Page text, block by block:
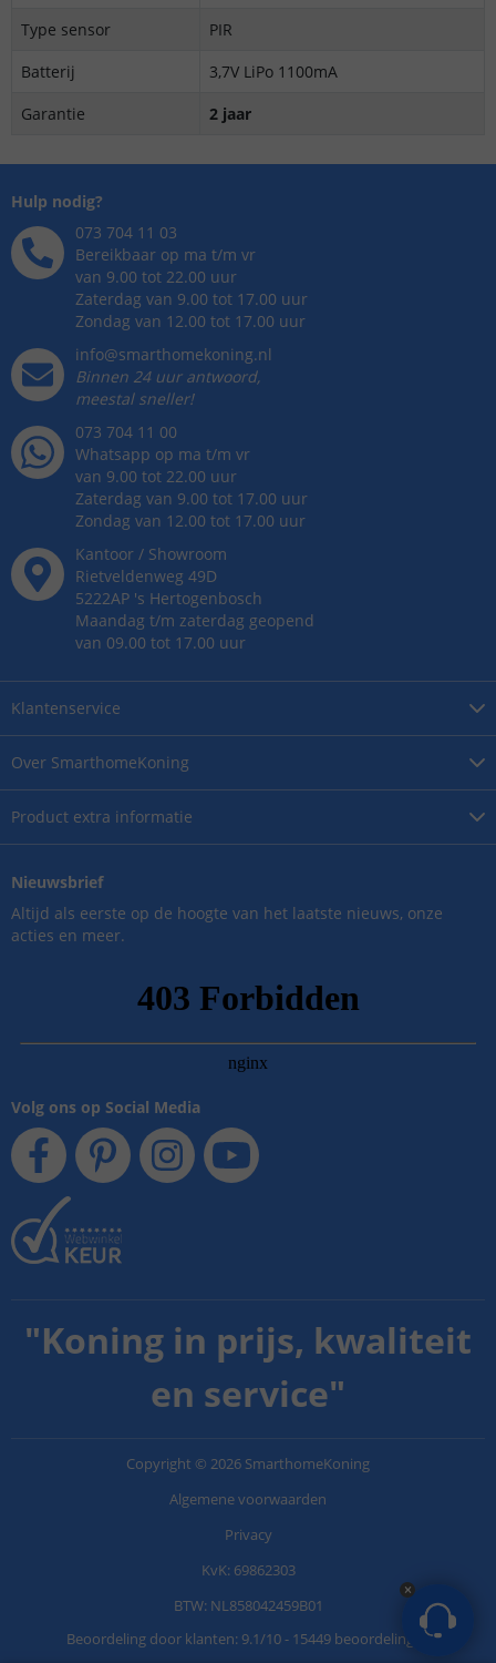
Type sensor
PIR
Batterij
3,7V LiPo 1100mA
Garantie
2 jaar
Over SmarthomeKoning
Product extra informatie
Klantenservice
Hulp nodig?
073 704 11 03
Bereikbaar op ma t/m vr
van 9.00 tot 22.00 uur
Zaterdag van 9.00 tot 17.00 uur
Zondag van 12.00 tot 17.00 uur
info@smarthomekoning.nl
Binnen 24 uur antwoord,
meestal sneller!
073 704 11 00
Whatsapp op ma t/m vr
van 9.00 tot 22.00 uur
Zaterdag van 9.00 tot 17.00 uur
Zondag van 12.00 tot 17.00 uur
Kantoor / Showroom
Rietveldenweg 49D
5222AP 's Hertogenbosch
Maandag t/m zaterdag geopend
van 09.00 tot 17.00 uur
Nieuwsbrief
Altijd als eerste op de hoogte van het laatste nieuws, onze
acties en meer.
Volg ons op Social Media
"Koning in prijs, kwaliteit
en service"
Copyright © 2026 SmarthomeKoning
Algemene voorwaarden
Privacy
KvK: 69862303
BTW: NL858042459B01
Beoordeling door klanten: 9.1/10- 15449 beoordelingen